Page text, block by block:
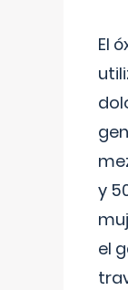
El
y
el